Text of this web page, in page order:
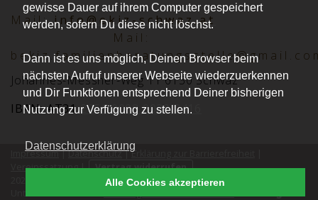
gewisse Dauer auf ihrem Computer gespeichert
werden, sofern Du diese nicht löschst.
Dann ist es uns möglich, Deinen Browser beim
nächsten Aufruf unserer Webseite wiederzuerkennen
und Dir Funktionen entsprechend Deiner bisherigen
Nutzung zur Verfügung zu stellen.
Datenschutzerklärung
Alle Cookies akzeptieren
Mail: info@ekiz-schwaz.at
Mail:
Johannes-Messner-Weg 11 6130 Schwaz
IBAN: AT312051 0008 0030 2416
Impressum|Datenschutz|Erklärung zur Barrierefreiheit
Vereinssatzung|
Vertrag widerrufen
2026 © Verein Eltern-Kind-Zentrum Schwaz. Alle Rechte vorbehalten.